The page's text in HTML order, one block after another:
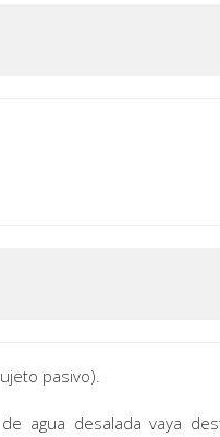
pasivo).
agua desalada vaya